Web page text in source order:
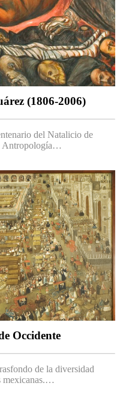
(1806-2006)
del Natalicio de
Antropología…
Occidente
de la diversidad
mexicanas.…